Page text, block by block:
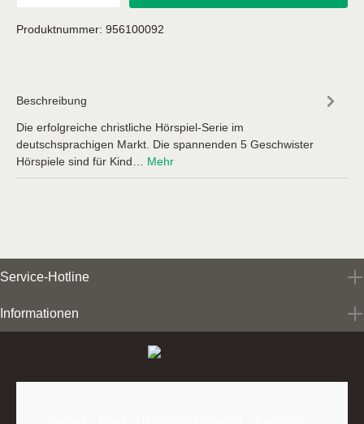
Produktnummer: 956100092
Beschreibung
Die erfolgreiche christliche Hörspiel-Serie im
deutschsprachigen Markt. Die spannenden 5 Geschwister
Hörspiele sind für Kind… Mehr
Service-Hotline
Informationen